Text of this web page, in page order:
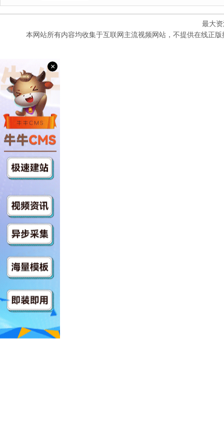
最大
本网站所有内容均收集于互联网主流视频网站，不提供在线正
×